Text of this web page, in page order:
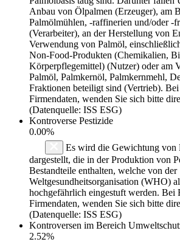
Anbau von Ölpalmen (Erzeuger), am
Palmölmühlen, -raffinerien und/oder -
(Verarbeiter), an der Herstellung von
Verwendung von Palmöl,
Non-Food-Produkten (Chemikalien,
Körperpflegemittel) (Nutzer) oder am
Palmöl, Palmkernöl, Palmkernmehl,
Fraktionen beteiligt sind (Vertrieb).
Firmendaten, wenden Sie sich bitte
(Datenquelle: ISS ESG)
Kontroverse Pestizide
0.00%
Es wird die Gewichtung von
dargestellt, die in der Produktion von
Bestandteile enthalten, welche von der
Weltgesundheitsorganisation (WHO)
hochgefährlich eingestuft werden. Bei
Firmendaten, wenden Sie sich bitte
(Datenquelle: ISS ESG)
Kontroversen im Bereich
2.52%